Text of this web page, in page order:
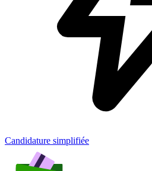
Candidature simplifiée